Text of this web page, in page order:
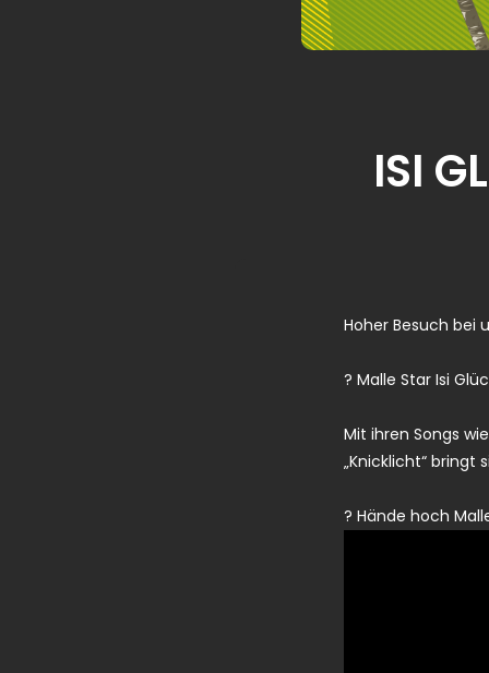
ISI
Hoher Besuch bei
? Malle Star Isi
Mit ihren Songs
„Knicklicht“ bringt
? Hände hoch